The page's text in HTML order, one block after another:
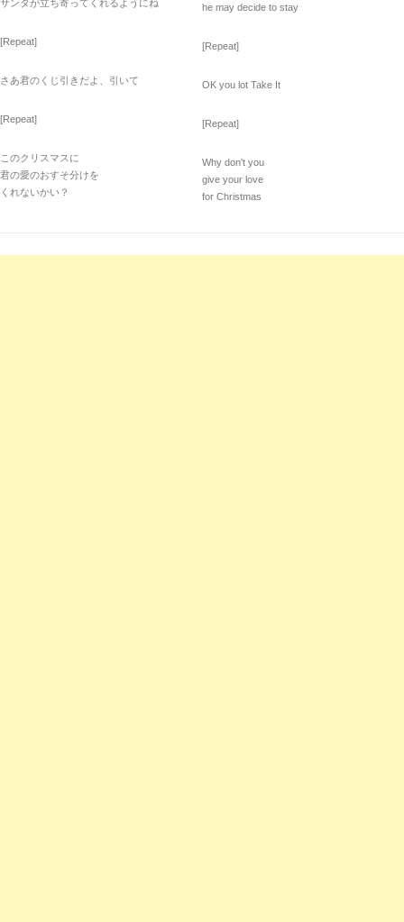
サンタが立ち寄ってくれるようにね
[Repeat]
さあ君のくじ引きだよ、引いて
[Repeat]
このクリスマスに
君の愛のおすそ分けを
くれないかい？
he may decide to stay
[Repeat]
OK you lot Take It
[Repeat]
Why don’t you
give your love
for Christmas